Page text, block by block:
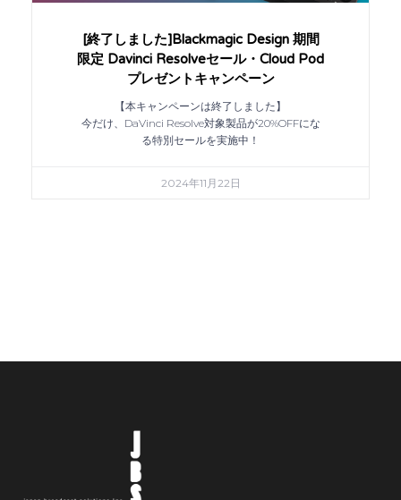
[終了しました]Blackmagic Design 期間
限定 Davinci Resolveセール・Cloud Pod
プレゼントキャンペーン
【本キャンペーンは終了しました】
今だけ、DaVinci Resolve対象製品が20%OFFにな
る特別セールを実施中！
2024年11月22日